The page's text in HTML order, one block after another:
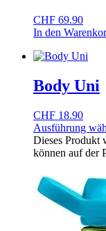
CHF 69.90
In den
Body Uni
CHF 18.90
Ausführung
Dieses Produkt
können auf der